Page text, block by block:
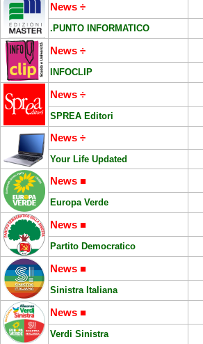
News ÷
.PUNTO INFORMATICO
News ÷
INFOCLIP
News ÷
SPREA Editori
News ÷
Your Life Updated
News ■
Europa Verde
News ■
Partito Democratico
News ■
Sinistra Italiana
News ■
Verdi Sinistra